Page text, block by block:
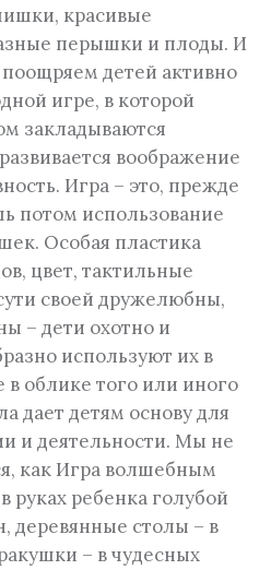
красивые
перышки и плоды. И
поощряем детей активно
игре, в которой
закладываются
воображение
Игра – это, прежде
потом использование
Особая пластика
цвет, тактильные
своей дружелюбны,
– дети охотно и
используют их в
облике того или иного
дает детям основу для
и деятельности. Мы не
как Игра волшебным
руках ребенка голубой
деревянные столы – в
– в чудесных